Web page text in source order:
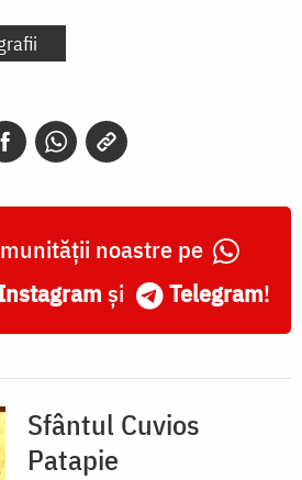
noastre pe
și Telegram!
Sfântul Cuvios
Patapie